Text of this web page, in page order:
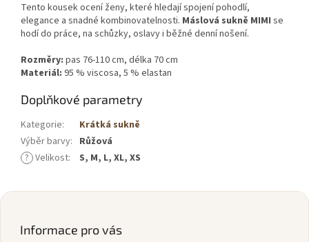
Tento kousek ocení ženy, které hledají spojení pohodlí,
elegance a snadné kombinovatelnosti. Máslová sukně MIMI se
hodí do práce, na schůzky, oslavy i běžné denní nošení.
Rozměry: pas 76-110 cm, délka 70 cm
Materiál: 95 % viscosa, 5 % elastan
Doplňkové parametry
Kategorie:
Krátká sukně
Výběr barvy: Růžová
? Velikost: S, M, L, XL, XS
Z
Informace pro vás